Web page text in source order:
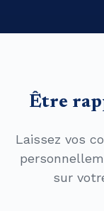
Être
Laissez vos
sur